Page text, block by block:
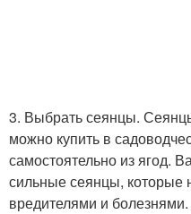
3. Выбрать сеянцы.
можно купить в
самостоятельно из ягод.
сильные сеянцы, которые
вредителями и болезнями.